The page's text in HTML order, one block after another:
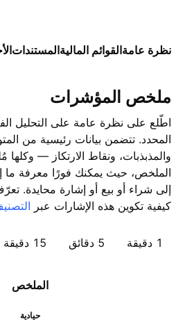
نظرة عامةالقوائم الماليةالمستندات
ملخص المؤشرات
اطّلع على نظرة عامة على التحليل
المحدد. تتضمن بيانات رئيسية من
والمذبذبات، ونقاط الارتكاز —
الملخص، حيث يمكنك فورًا معرفة ما
إلى شراء أو بيع أو إشارة محايدة.
كيفية تكوين هذه الإشارات عبر
1 دقيقة 5 دقائق 15 دقيقة
الملخص
حيادية